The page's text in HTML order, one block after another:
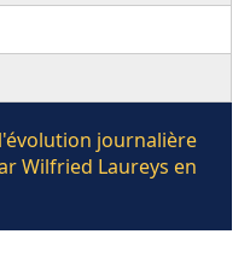
journalière
Wilfried Laureys en